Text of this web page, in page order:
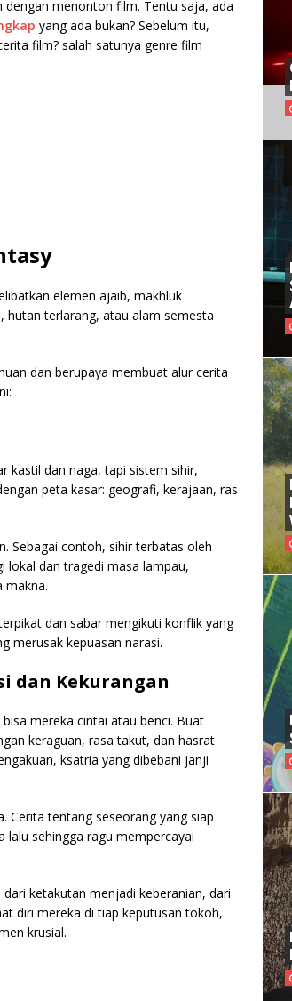
dengan menonton film. Tentu saja, ada
yang ada bukan? Sebelum itu,
film? salah satunya genre film
elemen ajaib, makhluk
hutan terlarang, atau alam semesta
dan berupaya membuat alur cerita
kastil dan naga, tapi sistem sihir,
peta kasar: geografi, kerajaan, ras
Sebagai contoh, sihir terbatas oleh
lokal dan tragedi masa lampau,
makna.
dan sabar mengikuti konflik yang
merusak kepuasan narasi.
dan Kekurangan
mereka cintai atau benci. Buat
keraguan, rasa takut, dan hasrat
ksatria yang dibebani janji
Cerita tentang seseorang yang siap
sehingga ragu mempercayai
ketakutan menjadi keberanian, dari
diri mereka di tiap keputusan tokoh,
krusial.